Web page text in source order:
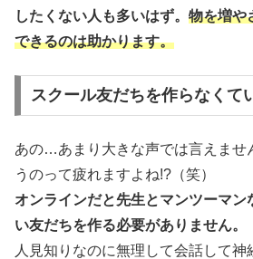
したくない人も多いはず。 物を増や
できるのは助かります。
スクール友だちを作らなくて
あの…あまり大きな声では言えませ
うのって疲れますよね!?（笑）
オンラインだと先生とマンツーマン
い友だちを作る必要がありません。
人見知りなのに無理して会話して神